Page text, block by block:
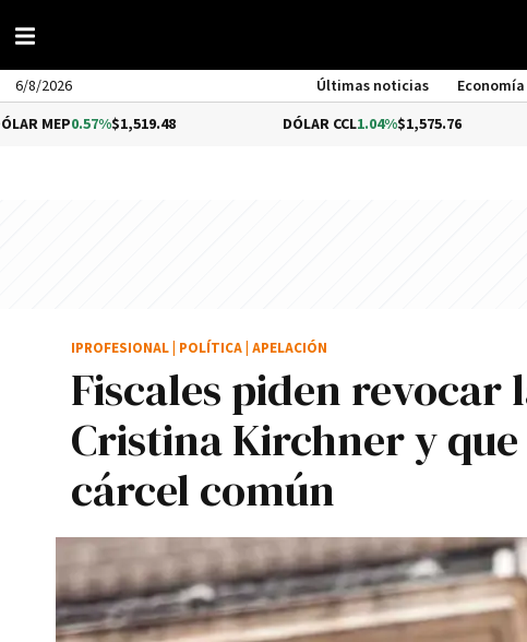
6/8/2026 Últimas noticias Economía
$1,519.48 1.04%$1,575.76
Fiscales piden
Cristina Kirchner y
cárcel común
IPROFESIONAL POLÍTICA APELACIÓN